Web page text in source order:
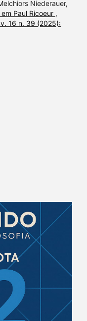
Niederauer,
Paul Ricoeur ,
16 n. 39 (2025):